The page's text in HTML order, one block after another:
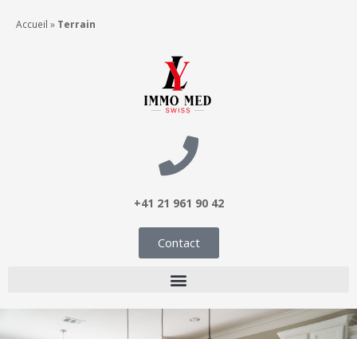
Accueil » Terrain
+41 21 961 90 42
Contact